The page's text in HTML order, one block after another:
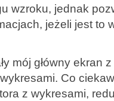
wzroku, jednak
jeżeli jest to
mój główny ekran
Co
z wykresami,